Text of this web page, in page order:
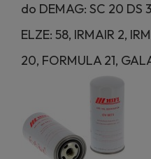
do DEMAG: SC 20 DS
ELZE: 58, IRMAIR 2,
20, FORMULA 21,